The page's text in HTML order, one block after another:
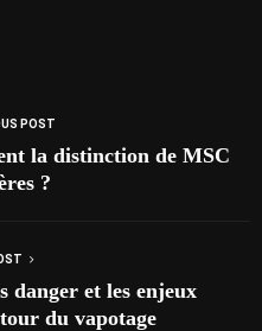
POST
la distinction de MSC
?
danger et les enjeux
du vapotage